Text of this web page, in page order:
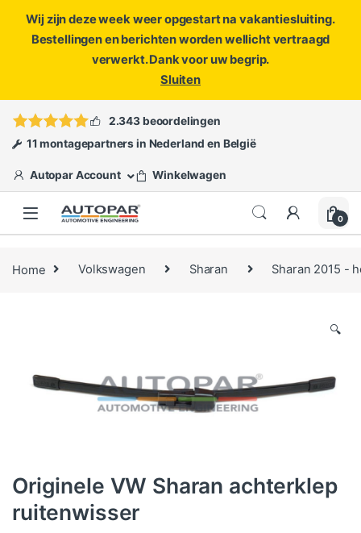
Wij zijn deze week weer opgestart na vakantiesluiting.
Bestellingen en berichten worden wellicht vertraagd
verwerkt. Dank voor uw begrip.
Sluiten
ofopen een ticket
2.343 beoordelingen
11 montagepartners in Nederland en België
Autopar Account Winkelwagen
0
Home Volkswagen Sharan Sharan 2015 -
🔍
Originele VW Sharan achterklep
ruitenwisser